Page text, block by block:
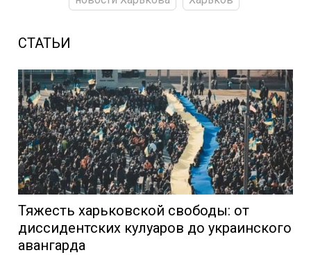
СТАТЬИ
Тяжесть харьковской свободы: от
диссидентских кулуаров до украинского
авангарда